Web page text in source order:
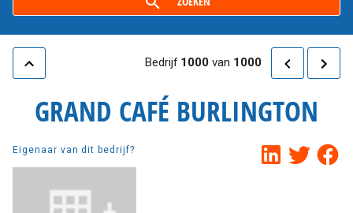
Bedrijf 1000van 1000
GRAND CAFÉ BURLINGTON
Eigenaar van dit bedrijf?